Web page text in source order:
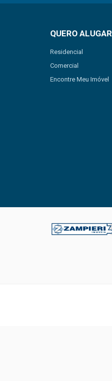
QUERO ALUGAR
Residencial
Comercial
Encontre Meu Imóvel